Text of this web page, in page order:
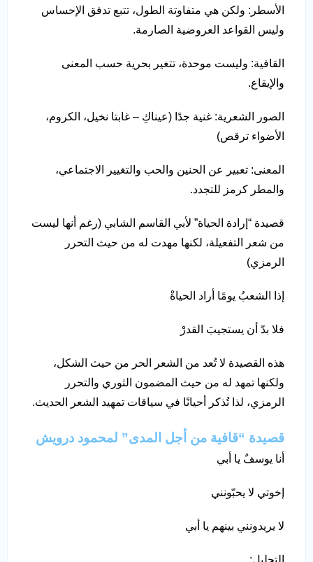
الأسطر: ولكن هي متفاوتة الطول، تتبع تدفق الإحساس
وليس القواعد العروضية الصارمة.
القافية: وليست موحدة، تتغير بحرية حسب المعنى
والإيقاع.
الصور الشعرية: غنية جدًا (عيناكِ – غابتا نخيل، الكروم،
الأضواء ترقص)
المعنى: تعبير عن الحنين والحب والتغيير الاجتماعي،
والمطر كرمز للتجدد.
قصيدة “إرادة الحياة” لأبي القاسم الشابي (رغم أنها ليست
من شعر التفعيلة، لكنها مهدت له من حيث التحرر
الرمزي)
إذا الشعبُ يومًا أراد الحياةْ
فلا بدّ أن يستجيبَ القدرْ
هذه القصيدة لا تُعد من الشعر الحر من حيث الشكل،
ولكنها تمهد له من حيث المضمون الثوري والتحرر
الرمزي، لذا تُذكر أحيانًا في سياقات تمهيد الشعر الحديث.
قصيدة “قافية من أجل المدى” لمحمود درويش
أنا يوسفٌ يا أبي
إخوتي لا يحبّونني
لا يريدونني بينهم يا أبي
التحليل: